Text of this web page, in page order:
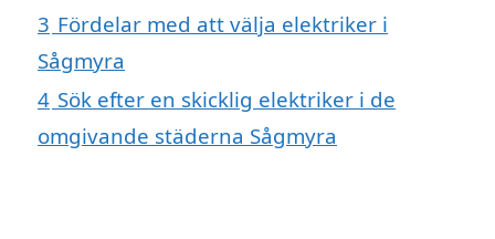
3 Fördelar med att välja elektriker i
Sågmyra
4 Sök efter en skicklig elektriker i de
omgivande städerna Sågmyra